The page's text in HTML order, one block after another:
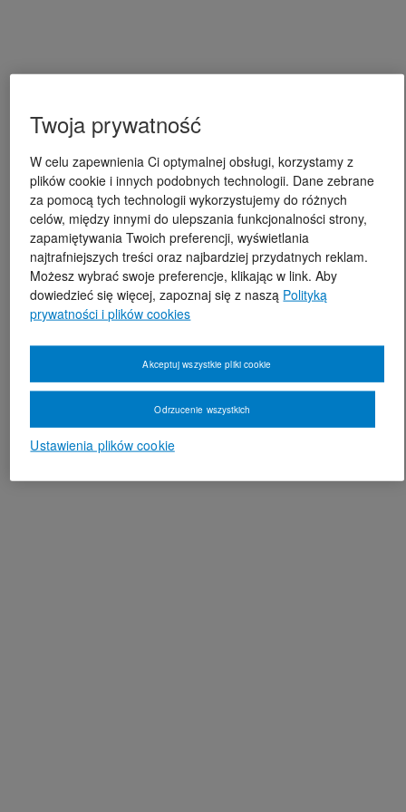
Twoja prywatność
W celu zapewnienia Ci optymalnej obsługi, korzystamy z
plików cookie i innych podobnych technologii. Dane zebrane
za pomocą tych technologii wykorzystujemy do różnych
celów, między innymi do ulepszania funkcjonalności strony,
zapamiętywania Twoich preferencji, wyświetlania
najtrafniejszych treści oraz najbardziej przydatnych reklam.
Możesz wybrać swoje preferencje, klikając w link. Aby
dowiedzieć się więcej, zapoznaj się z naszą Polityką
prywatności i plików cookies
Ustawienia plików cookie
Odrzucenie wszystkich
Akceptuj wszystkie pliki cookie